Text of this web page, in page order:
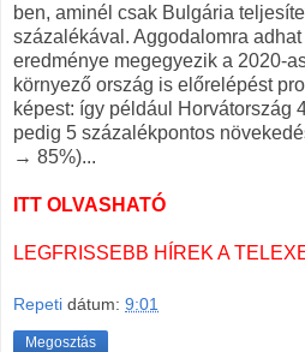
ben, aminél csak Bulgária
százalékával. Aggodalomra
eredménye megegyezik a 2020-
környező ország is előrelépést
képest: így például Horvátország
pedig 5 százalékpontos
→ 85%)...
ITT OLVASHATÓ
LEGFRISSEBB HÍREK A
Repeti dátum: 9:01
Megosztás